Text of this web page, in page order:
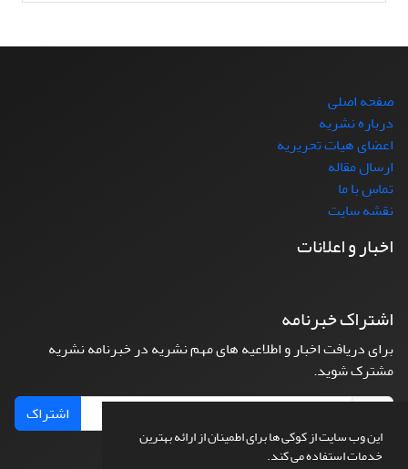
این وب سایت از کوکی ها برای اطمینان از ارائه بهترین
خدمات استفاده می کند.
صفحه اصلی
درباره نشریه
اعضای هیات تحریریه
ارسال مقاله
تماس با ما
نقشه سایت
اخبار و اعلانات
اشتراک خبرنامه
برای دریافت اخبار و اطلاعیه های مهم نشریه در خبرنامه نشریه
مشترک شوید.
اشتراک